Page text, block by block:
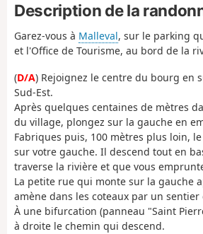
Description de la
Garez-vous à Malleval, sur le parking
et l'Office de Tourisme, au bord de la
(D/A) Rejoignez le centre du bourg en
Sud-Est.
Après quelques centaines de mètres
du village, plongez sur la gauche en
Fabriques puis, 100 mètres plus loin,
sur votre gauche. Il descend tout en
traverse la rivière et que vous
La petite rue qui monte sur la gauche
amène dans les coteaux par un sentier
À une bifurcation (panneau "Saint
à droite le chemin qui descend.